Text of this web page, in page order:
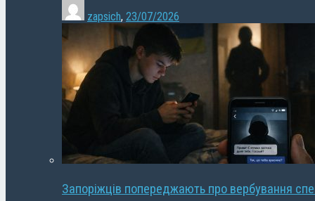
zapsich, 23/07/2026
Запоріжців попереджають про вербування